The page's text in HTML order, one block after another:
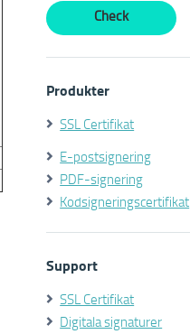
Produkter
SSL Certifikat
E-postsignering
PDF-signering
Kodsigneringscertifikat
Support
SSL Certifikat
Digitala signaturer